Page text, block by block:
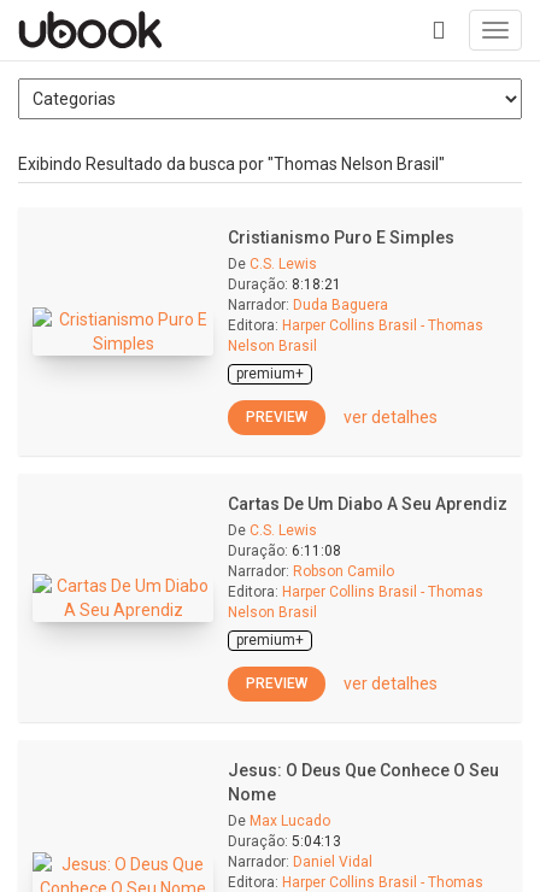
+
Exibindo Resultado da busca por "Thomas Nelson Brasil"
Cristianismo Puro E Simples
De C.S. Lewis
Duração: 8:18:21
Narrador: Duda Baguera
Editora: Harper Collins Brasil - Thomas
Nelson Brasil
premium+
PREVIEW ver detalhes
Cartas De Um Diabo A Seu Aprendiz
De C.S. Lewis
Duração: 6:11:08
Narrador: Robson Camilo
Editora: Harper Collins Brasil - Thomas
Nelson Brasil
premium+
PREVIEW ver detalhes
Jesus: O Deus Que Conhece O Seu
Nome
De Max Lucado
Duração: 5:04:13
Narrador: Daniel Vidal
Editora: Harper Collins Brasil - Thomas